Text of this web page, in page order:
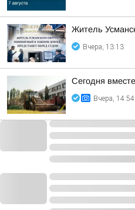
Житель
Вчера, 13:13
Сегодня
Вчера, 14:54